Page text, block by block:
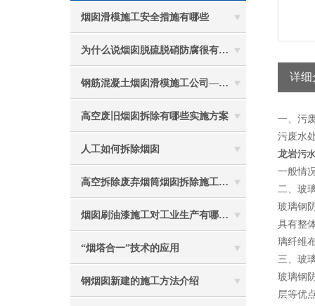
烟囱滑模施工安全措施有哪些
为什么说烟囱脱硫脱硝防腐很有必要
钢筋混凝土烟囱滑模施工公司——选五林高空
高空废旧烟囱拆除有哪些实施方案
人工如何拆除烟囱
高空拆除废弃烟筒烟囱拆除施工措施 ：
烟囱刷油漆施工对工业生产有哪些效能？
“烟塔合一”技术的应用
钢烟囱新建的施工方法介绍
详细
一、污
污废水
龙岩污
一般情
二、玻
玻璃钢
具有整
璃纤维
三、玻
玻璃钢
层等优